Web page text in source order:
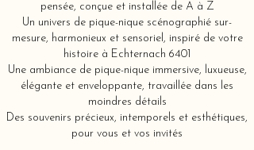
pensée, conçue et installée de A à Z
Un univers de pique-nique scénographié sur-
mesure, harmonieux et sensoriel, inspiré de votre
histoire à Echternach 6401
Une ambiance de pique-nique immersive, luxueuse,
élégante et enveloppante, travaillée dans les
moindres détails
Des souvenirs précieux, intemporels et esthétiques,
pour vous et vos invités